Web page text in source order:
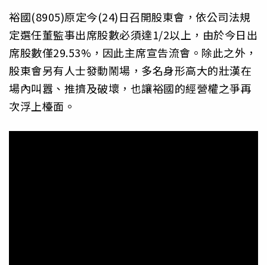
裕國(8905)原定今(24)日召開股東會，依公司法規
定選任董監事出席股數必須達1/2以上，由於今日出
席股數僅29.53%，因此主席宣告流會。除此之外，
股東會另有人士發動鬧場，多名身形高大的壯漢在
場內叫囂、推擠及破壞，也讓裕國的經營權之爭再
次浮上檯面。